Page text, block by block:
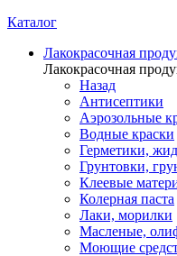
Каталог
Лакокрасочная
Лакокрасочная
Назад
Антисептики
Аэрозольные
Водные краски
Герметики,
Грунтовки,
Клеевые
Колерная паста
Лаки, морилки
Масленые,
Моющие